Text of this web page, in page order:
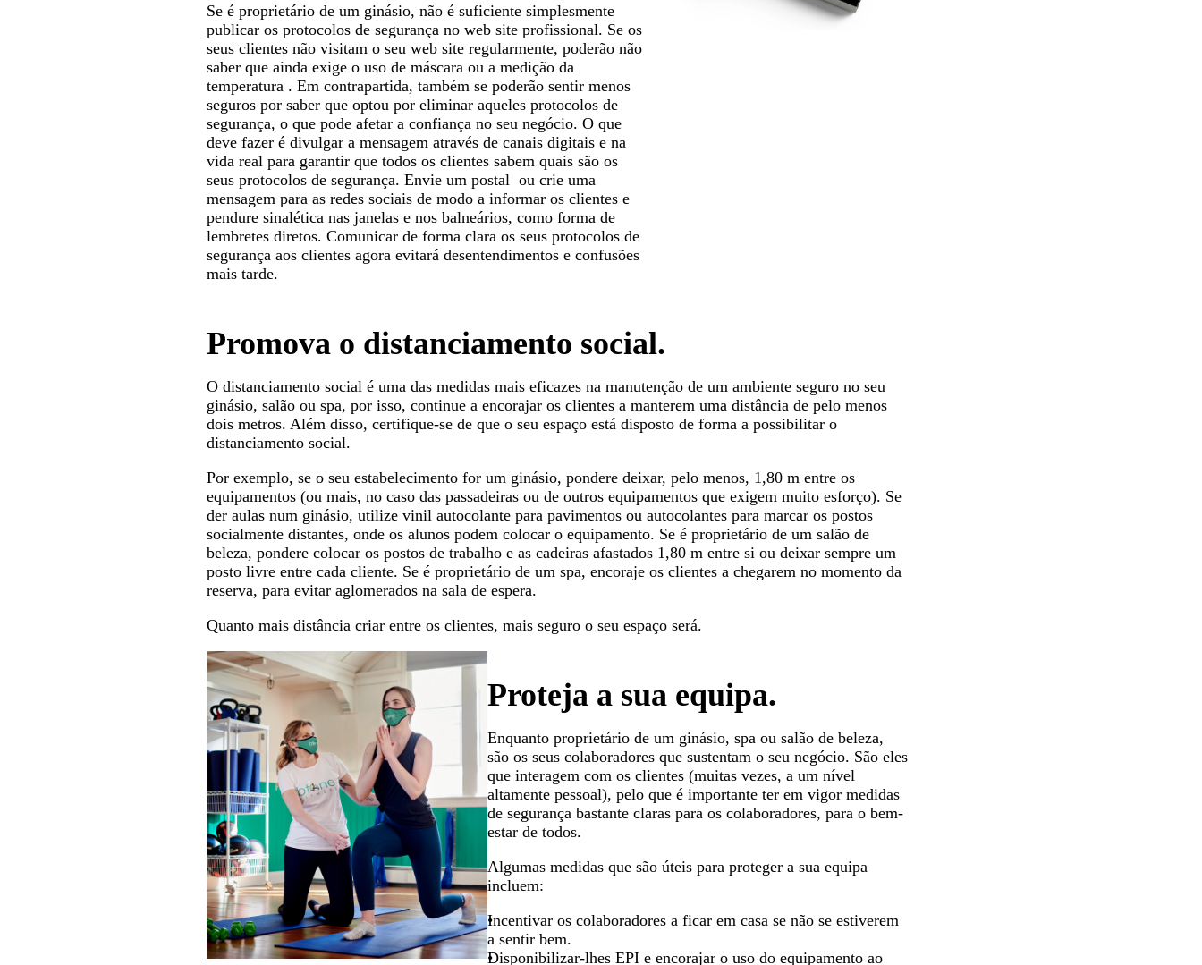
Se é proprietário de um ginásio, não é suficiente simplesmente
publicar os protocolos de segurança no web site profissional. Se os
seus clientes não visitam o seu web site regularmente, poderão não
saber que ainda exige o uso de máscara ou a medição da
temperatura . Em contrapartida, também se poderão sentir menos
seguros por saber que optou por eliminar aqueles protocolos de
segurança, o que pode afetar a confiança no seu negócio. O que
deve fazer é divulgar a mensagem através de canais digitais e na
vida real para garantir que todos os clientes sabem quais são os
seus protocolos de segurança. Envie um postal ou crie uma
mensagem para as redes sociais de modo a informar os clientes e
pendure sinalética nas janelas e nos balneários, como forma de
lembretes diretos. Comunicar de forma clara os seus protocolos de
segurança aos clientes agora evitará desentendimentos e confusões
mais tarde.
Promova o distanciamento social.
O distanciamento social é uma das medidas mais eficazes na manutenção de um ambiente seguro no seu
ginásio, salão ou spa, por isso, continue a encorajar os clientes a manterem uma distância de pelo menos
dois metros. Além disso, certifique-se de que o seu espaço está disposto de forma a possibilitar o
distanciamento social.
Por exemplo, se o seu estabelecimento for um ginásio, pondere deixar, pelo menos, 1,80 m entre os
equipamentos (ou mais, no caso das passadeiras ou de outros equipamentos que exigem muito esforço). Se
der aulas num ginásio, utilize vinil autocolante para pavimentos ou autocolantes para marcar os postos
socialmente distantes, onde os alunos podem colocar o equipamento. Se é proprietário de um salão de
beleza, pondere colocar os postos de trabalho e as cadeiras afastados 1,80 m entre si ou deixar sempre um
posto livre entre cada cliente. Se é proprietário de um spa, encoraje os clientes a chegarem no momento da
reserva, para evitar aglomerados na sala de espera.
Quanto mais distância criar entre os clientes, mais seguro o seu espaço será.
Proteja a sua equipa.
Enquanto proprietário de um ginásio, spa ou salão de beleza,
são os seus colaboradores que sustentam o seu negócio. São eles
que interagem com os clientes (muitas vezes, a um nível
altamente pessoal), pelo que é importante ter em vigor medidas
de segurança bastante claras para os colaboradores, para o bem-
estar de todos.
Algumas medidas que são úteis para proteger a sua equipa
incluem:
Incentivar os colaboradores a ficar em casa se não se estiverem
a sentir bem.
Disponibilizar-lhes EPI e encorajar o uso do equipamento ao